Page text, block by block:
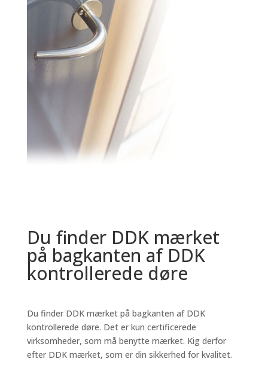
Du finder DDK mærket
på bagkanten af DDK
kontrollerede døre
Du finder DDK mærket på bagkanten af DDK
kontrollerede døre. Det er kun certificerede
virksomheder, som må benytte mærket. Kig derfor
efter DDK mærket, som er din sikkerhed for kvalitet.